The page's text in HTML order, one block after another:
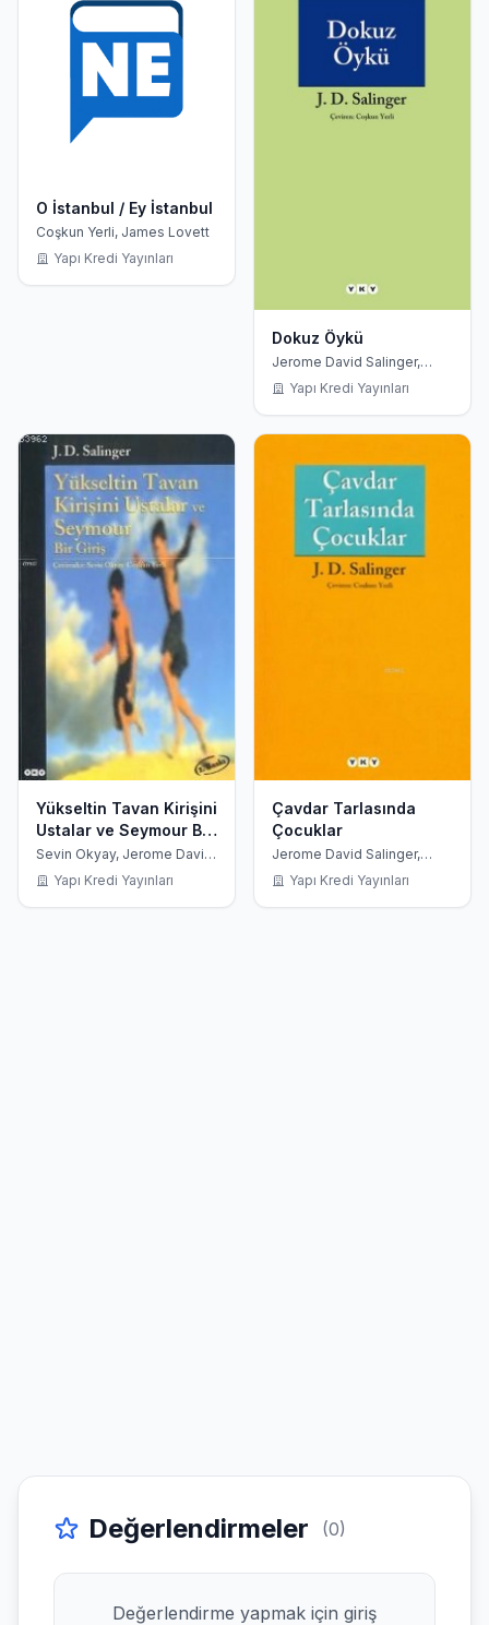
O İstanbul / Ey İstanbul
Coşkun Yerli, James Lovett
Yapı Kredi Yayınları
Dokuz Öykü
Jerome David Salinger,
Yapı Kredi Yayınları
Yükseltin Tavan Kirişini
Ustalar ve Seymour Bir
Giriş
Sevin Okyay, Jerome David
Yapı Kredi Yayınları
Çavdar Tarlasında
Çocuklar
Jerome David Salinger,
Yapı Kredi Yayınları
Değerlendirmeler (0)
Değerlendirme yapmak için giriş